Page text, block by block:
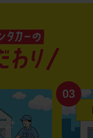
03